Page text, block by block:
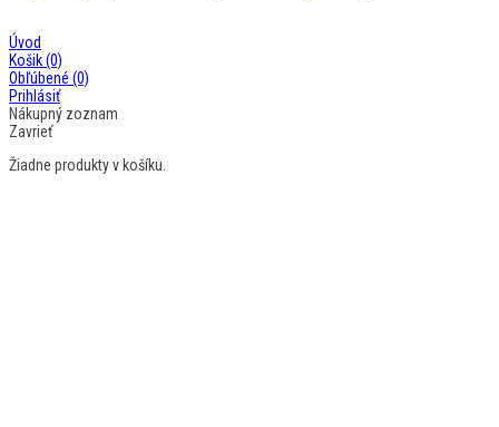
Úvod
Košik(0)
Obľúbené (0)
Prihlásiť
Nákupný zoznam
Zavrieť
Žiadne produkty v košíku.